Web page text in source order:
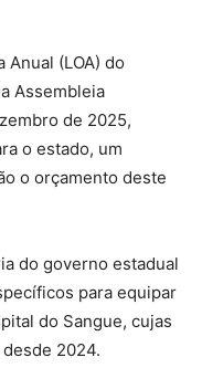
Anual (LOA) do
Assembleia
de 2025,
o estado, um
o orçamento deste
do governo estadual
para equipar
do Sangue, cujas
2024.